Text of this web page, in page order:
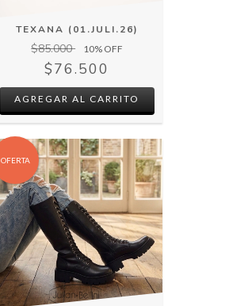
TEXANA (01.JULI.26)
$85.000 10% OFF
$76.500
AGREGAR AL CARRITO
OFERTA